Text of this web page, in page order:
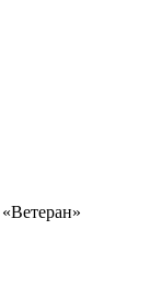
«Ветеран»